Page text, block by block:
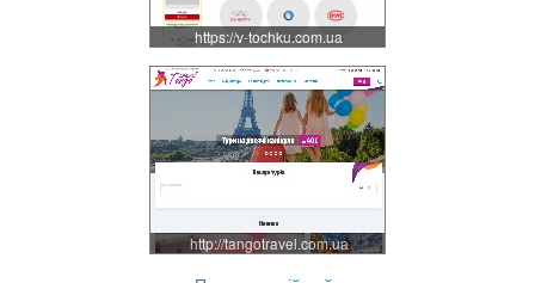
https://v-tochku.com.ua
http://tangotravel.com.ua